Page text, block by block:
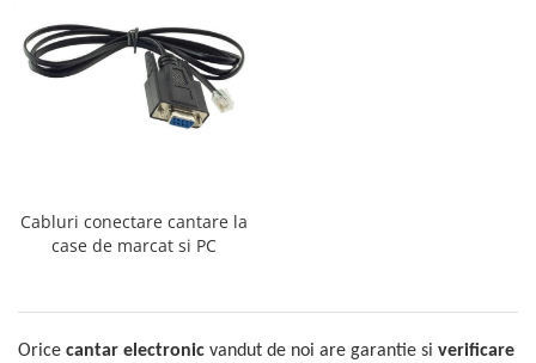
Cabluri conectare cantare la
case de marcat si PC
Orice cantar electronic vandut de noi are garantie si verificare